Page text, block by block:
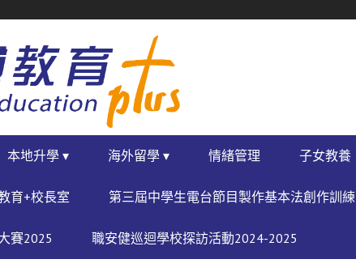
本地升學 ▾ 海外留學 ▾ 情緒管理 子女教養
育+校長室 第三屆中學生電台節目製作基本法創作訓練
賽2025 職安健巡迴學校探訪活動2024-2025